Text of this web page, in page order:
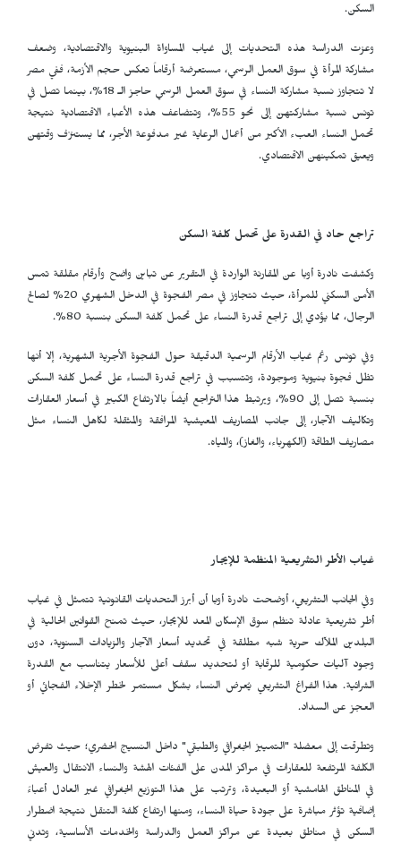
السكن.
وعزت الدراسة هذه التحديات إلى غياب المساواة البنيوية والاقتصادية، وضعف
مشاركة المرأة في سوق العمل الرسمي، مستعرضة أرقاماً تعكس حجم الأزمة، ففي مصر
لا تتجاوز نسبة مشاركة النساء في سوق العمل الرسمي حاجز الـ 18%، بينما تصل في
تونس نسبة مشاركتهنّ إلى نحو 55%، وتتضاعف هذه الأعباء الاقتصادية نتيجة
تحمل النساء العبء الأكبر من أعمال الرعاية غير مدفوعة الأجر، مما يستنزف وقتهن
ويعيق تمكينهن الاقتصادي.
تراجع حاد في القدرة على تحمل كلفة السكن
وكشفت نادرة أوبا عن المقارنة الواردة في التقرير عن تباين واضح وأرقام مقلقة تمس
الأمن السكني للمرأة، حيث تتجاوز في مصر الفجوة في الدخل الشهري 20% لصالح
الرجال، مما يؤدي إلى تراجع قدرة النساء على تحمل كلفة السكن بنسبة 80%.
وفي تونس رغم غياب الأرقام الرسمية الدقيقة حول الفجوة الأجرية الشهرية، إلا أنها
تظل فجوة بنيوية وموجودة، وتتسبب في تراجع قدرة النساء على تحمل كلفة السكن
بنسبة تصل إلى 90%، ويرتبط هذا التراجع أيضاً بالارتفاع الكبير في أسعار العقارات
وتكاليف الآجار، إلى جانب المصاريف المعيشية المرافقة والمثقلة لكاهل النساء مثل
مصاريف الطاقة (الكهرباء، والغاز)، والمياه.
غياب الأطر التشريعية المنظمة للإيجار
وفي الجانب التشريعي، أوضحت نادرة أوبا أن أبرز التحديات القانونية تتمثل في غياب
أطر تشريعية عادلة تنظم سوق الإسكان المعد للإيجار، حيث تمنح القوانين الحالية في
البلدين الملاّك حرية شبه مطلقة في تحديد أسعار الآجار والزيادات السنوية، دون
وجود آليات حكومية للرقابة أو لتحديد سقف أعلى للأسعار يتناسب مع القدرة
الشرائية. هذا الفراغ التشريعي يُعرض النساء بشكل مستمر لخطر الإخلاء الفجائي أو
العجز عن السداد.
وتطرقت إلى معضلة "التمييز الجغرافي والطبقي" داخل النسيج الحضري؛ حيث تفرض
الكلفة المرتفعة للعقارات في مراكز المدن على الفئات الهشة والنساء الانتقال والعيش
في المناطق الهامشية أو البعيدة، وترتب على هذا التوزيع الجغرافي غير العادل أعباءً
إضافية تؤثر مباشرة على جودة حياة النساء، ومنها ارتفاع كلفة التنقل نتيجة اضطرار
السكن في مناطق بعيدة عن مراكز العمل والدراسة والخدمات الأساسية، وتدني